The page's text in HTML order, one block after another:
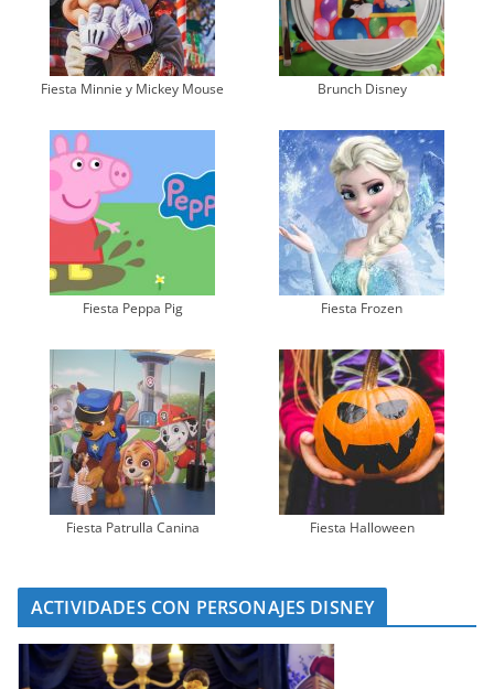
Fiesta Minnie y Mickey Mouse Brunch Disney
Fiesta Peppa Pig Fiesta Frozen
Fiesta Patrulla Canina Fiesta Halloween
ACTIVIDADES CON PERSONAJES DISNEY